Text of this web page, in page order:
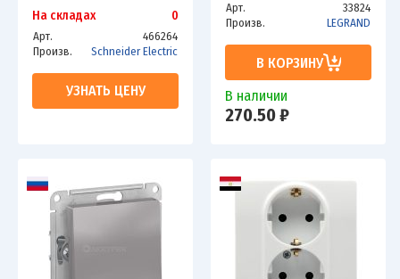
На складах 0
Арт.
466264
Произв.
Schneider Electric
УЗНАТЬ ЦЕНУ
Арт.
33824
Произв.
LEGRAND
В КОРЗИНУ
В наличии
270.50 ₽